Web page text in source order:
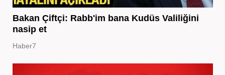
Bakan Çiftçi: Rabb'im bana Kudüs Valiliğini
nasip et
Haber7